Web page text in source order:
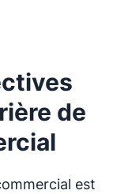
de
est